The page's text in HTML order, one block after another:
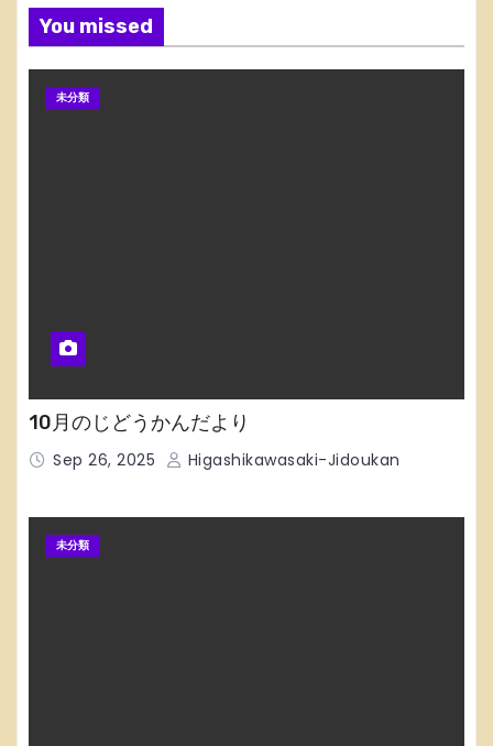
You missed
未分類
10月のじどうかんだより
Sep 26, 2025 Higashikawasaki-Jidoukan
未分類